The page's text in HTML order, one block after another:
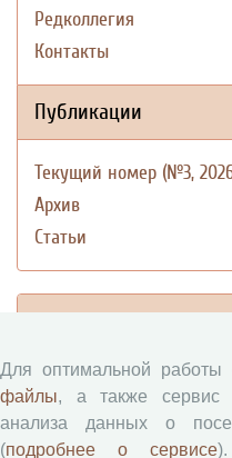
Редколлегия
Контакты
Публикации
Текущий номер (№3,
Архив
Статьи
Журналы ВолНЦ РАН
Экономические и
Проблемы развития
Вопросы
Для оптимальной работы
файлы, а также сервис
анализа данных о
(подробнее о сервисе